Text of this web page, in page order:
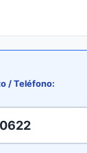
/ Teléfono: